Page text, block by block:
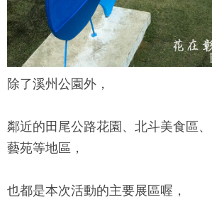
除了溪州公園外，
鄰近的田尾公路花園、北斗美食區
藝苑等地區，
也都是本次活動的主要展區喔，